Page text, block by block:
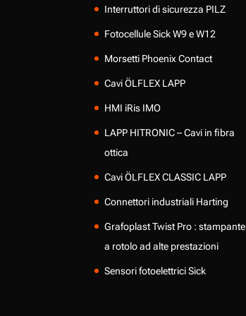
Interruttori di sicurezza PILZ
Fotocellule Sick W9 e W12
Morsetti Phoenix Contact
Cavi ÖLFLEX LAPP
HMI iRis IMO
LAPP HITRONIC – Cavi in fibra
ottica
Cavi ÖLFLEX CLASSIC LAPP
Connettori industriali Harting
Grafoplast Twist Pro : stampante
a rotolo ad alte prestazioni
Sensori fotoelettrici Sick